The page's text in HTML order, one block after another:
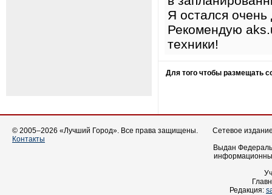
Я остался
Рекомендую
техники!
Для того чтобы размещать
© 2005–2026 «Лучший Город». Все права защищены.
Контакты
Сетевое
Выдан
Редакция: